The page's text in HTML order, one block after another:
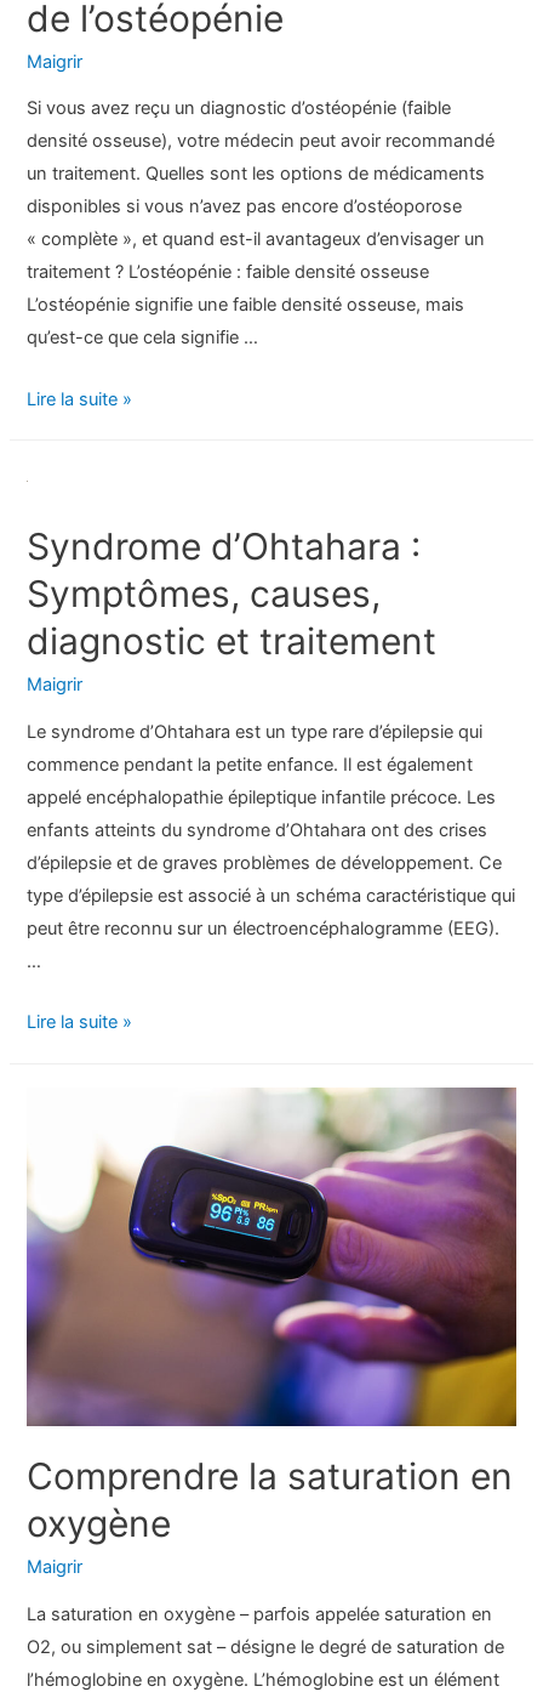
de l’ostéopénie
Maigrir
Si vous avez reçu un diagnostic d’ostéopénie (faible
densité osseuse), votre médecin peut avoir recommandé
un traitement. Quelles sont les options de médicaments
disponibles si vous n’avez pas encore d’ostéoporose
« complète », et quand est-il avantageux d’envisager un
traitement ? L’ostéopénie : faible densité osseuse
L’ostéopénie signifie une faible densité osseuse, mais
qu’est-ce que cela signifie …
Médicaments
l’ostéopénie
Lire la suite »
Syndrome d’Ohtahara :
Symptômes, causes,
diagnostic et traitement
Maigrir
Le syndrome d’Ohtahara est un type rare d’épilepsie qui
commence pendant la petite enfance. Il est également
appelé encéphalopathie épileptique infantile précoce. Les
enfants atteints du syndrome d’Ohtahara ont des crises
d’épilepsie et de graves problèmes de développement. Ce
type d’épilepsie est associé à un schéma caractéristique qui
peut être reconnu sur un électroencéphalogramme (EEG).
…
Syndrome
diagnostic
et
traitement
Lire la suite »
Comprendre la saturation en
oxygène
Maigrir
La saturation en oxygène – parfois appelée saturation en
O2, ou simplement sat – désigne le degré de saturation de
l’hémoglobine en oxygène. L’hémoglobine est un élément